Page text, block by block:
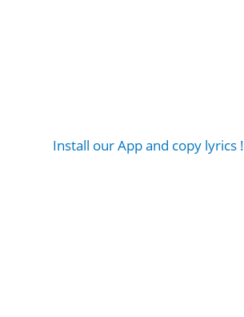
Install our App and copy lyrics !